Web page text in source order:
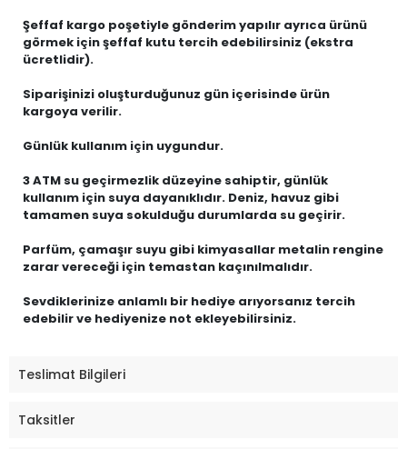
Şeffaf kargo poşetiyle gönderim yapılır ayrıca ürünü
görmek için şeffaf kutu tercih edebilirsiniz (ekstra
ücretlidir).
Siparişinizi oluşturduğunuz gün içerisinde ürün
kargoya verilir.
Günlük kullanım için uygundur.
3 ATM su geçirmezlik düzeyine sahiptir, günlük
kullanım için suya dayanıklıdır. Deniz, havuz gibi
tamamen suya sokulduğu durumlarda su geçirir.
Parfüm, çamaşır suyu gibi kimyasallar metalin rengine
zarar vereceği için temastan kaçınılmalıdır.
Sevdiklerinize anlamlı bir hediye arıyorsanız tercih
edebilir ve hediyenize not ekleyebilirsiniz.
Teslimat Bilgileri
Taksitler